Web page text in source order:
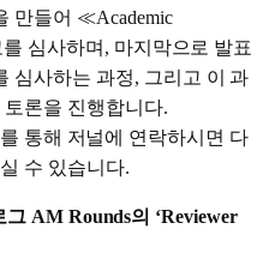
만들어 ≪Academic
심사하며, 마지막으로 발표
심사하는 과정, 그리고 이 과
론을 진행합니다.
통해 저널에 연락하시면 다
수 있습니다.
AM Rounds의 ‘Reviewer